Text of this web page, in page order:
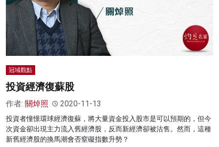
冠域觀點
投資經濟復蘇股
作者: 關焯照 2020-11-13
投資者憧憬環球經濟復蘇，將大量資金投入股市是可以預期的，但今
次資金卻出現主力流入舊經濟股，反而新經濟卻被沽售。然而，這種
新舊經濟股的換馬潮會否窒礙指數升勢？